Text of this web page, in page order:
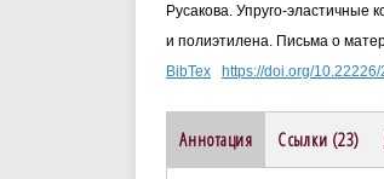
Русакова. Упруго-эластичные
и полиэтилена. Письма о
BibTex
https://doi.org/
Аннотация Ссылки (23)